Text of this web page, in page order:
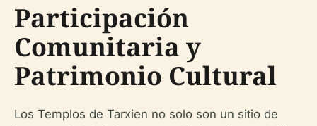
Participación
Comunitaria y
Patrimonio Cultural
Los Templos de Tarxien no solo son un sitio de